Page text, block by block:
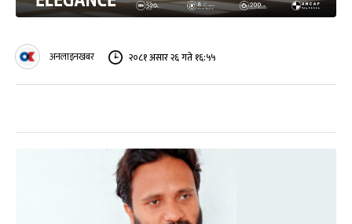
अनलाइनखबर २०८१ असार २६ गते १६:५५